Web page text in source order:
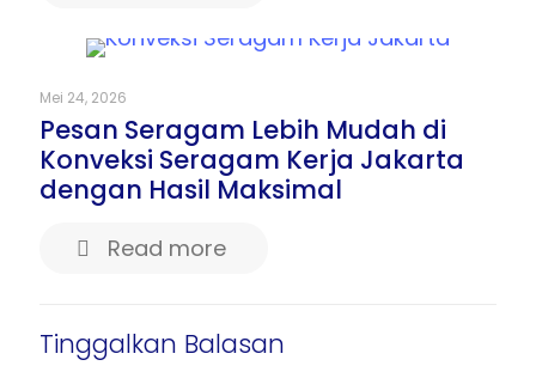
Mei 24, 2026
Pesan Seragam Lebih Mudah di
Konveksi Seragam Kerja Jakarta
dengan Hasil Maksimal
Read more
Tinggalkan Balasan